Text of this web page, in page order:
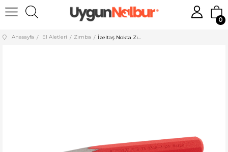
0
Anasayfa El Aletleri Zımba